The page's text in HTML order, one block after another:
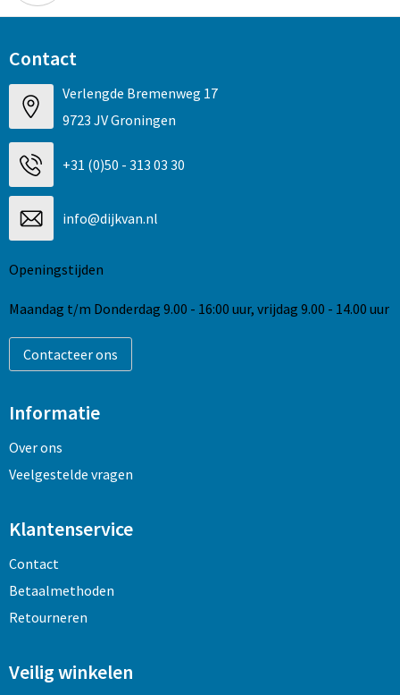
Contact
Verlengde Bremenweg 17
9723 JV Groningen
+31 (0)50 - 313 03 30
info@dijkvan.nl
Openingstijden
Maandag t/m Donderdag 9.00 - 16:00 uur, vrijdag 9.00 - 14.00 uur
Contacteer ons
Informatie
Over ons
Veelgestelde vragen
Klantenservice
Contact
Betaalmethoden
Retourneren
Veilig winkelen